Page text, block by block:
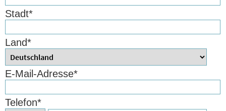
Stadt*
Land*
E-Mail-Adresse*
Telefon*